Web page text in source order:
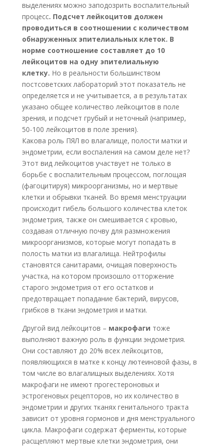
выделениях можно заподозрить воспалительный
процесс. Подсчет лейкоцитов должен
проводиться в соотношении с количеством
обнаруженных эпителиальных клеток. В
норме соотношение составляет до 10
лейкоцитов на одну эпителиальную
клетку. Но в реальности большинством
постсоветских лабораторий этот показатель не
определяется и не учитывается, а в результатах
указано общее количество лейкоцитов в поле
зрения, и подсчет грубый и неточный (например,
50-100 лейкоцитов в поле зрения).
Какова роль ПЯЛ во влагалище, полости матки и
эндометрии, если воспаления на самом деле нет?
Этот вид лейкоцитов участвует не только в
борьбе с воспалительным процессом, поглощая
(фагоцитируя) микроорганизмы, но и мертвые
клетки и обрывки тканей. Во время менструации
происходит гибель большого количества клеток
эндометрия, также он смешивается с кровью,
создавая отличную почву для размножения
микроорганизмов, которые могут попадать в
полость матки из влагалища. Нейтрофилы
становятся санитарами, очищая поверхность
участка, на котором произошло отторжение
старого эндометрия от его остатков и
предотвращает попадание бактерий, вирусов,
грибков в ткани эндометрия и матки.
Другой вид лейкоцитов – макрофаги тоже
выполняют важную роль в функции эндометрия.
Они составляют до 20% всех лейкоцитов,
появляющихся в матке к концу лютеиновой фазы, в
том числе во влагалищных выделениях. Хотя
макрофаги не имеют прогестероновых и
эстрогеновых рецепторов, но их количество в
эндометрии и других тканях генитального тракта
зависит от уровня гормонов и дня менструального
цикла. Макрофаги содержат ферменты, которые
расщепляют мертвые клетки эндометрия, они